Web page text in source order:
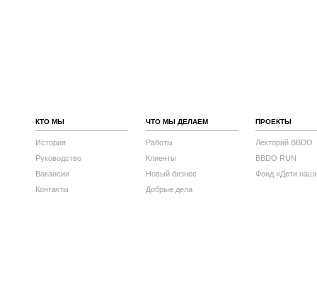
КТО МЫ
История
Руководство
Вакансии
Контакты
ЧТО МЫ ДЕЛАЕМ
Работы
Клиенты
Новый бизнес
Добрые дела
ПРОЕКТЫ
Лекторий BBDO
BBDO RUN
Фонд «Дети